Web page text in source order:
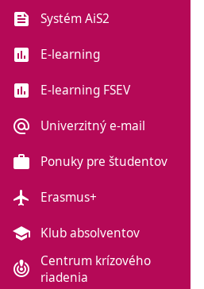
feed Systém AiS2
poll E-learning
poll E-learning FSEV
alternate_email Univerzitný e-mail
work Ponuky pre študentov
flight Erasmus+
school Klub absolventov
crisis_alert
Centrum krízového
riadenia